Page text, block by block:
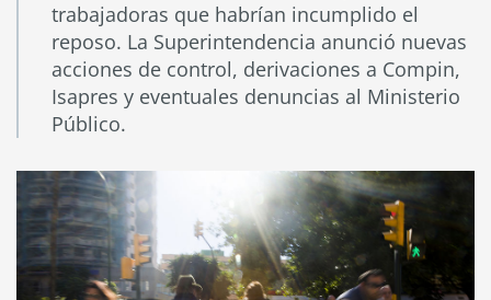
trabajadoras que habrían incumplido el
reposo. La Superintendencia anunció nuevas
acciones de control, derivaciones a Compin,
Isapres y eventuales denuncias al Ministerio
Público.